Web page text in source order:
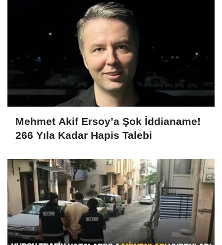
Mehmet Akif Ersoy’a Şok İddianame!
266 Yıla Kadar Hapis Talebi